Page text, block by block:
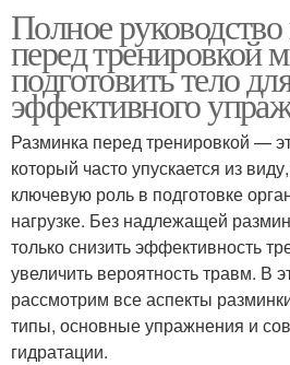
Полное
перед тренировкой
подготовить тело
эффективного
Разминка перед тренировкой —
который часто упускается из
ключевую роль в подготовке
нагрузке. Без надлежащей
только снизить эффективность
увеличить вероятность травм. В
рассмотрим все аспекты
типы, основные упражнения и
гидратации.